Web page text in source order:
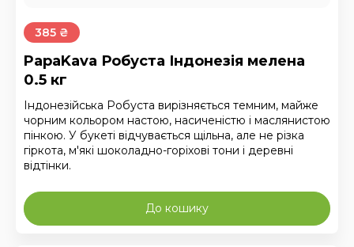
385 ₴
PapaKava Робуста Індонезія мелена
0.5 кг
Індонезійська Робуста вирізняється темним, майже
чорним кольором настою, насиченістю і маслянистою
пінкою. У букеті відчувається щільна, але не різка
гіркота, м'які шоколадно-горіхові тони і деревні
відтінки.
До кошику